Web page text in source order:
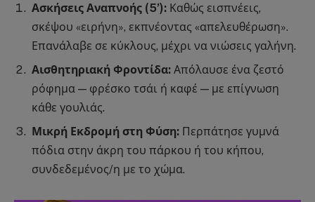
Ασκήσεις Αναπνοής (5’): Καθώς εισπνέεις,
σκέψου «ειρήνη», εκπνέοντας «απελευθέρωση».
Επανάλαβε σε κύκλους, μέχρι να νιώσεις γαλήνη.
Αισθητηριακή Φροντίδα: Απόλαυσε ένα ζεστό
ρόφημα — φρέσκο τσάι ή καφέ — με επίγνωση
κάθε γουλιάς.
Μικρή Εκδρομή στη Φύση: Περπάτησε γυμνά
πόδια στην άκρη του πάρκου ή του κήπου,
συνδεδεμένος/η με το χώμα.